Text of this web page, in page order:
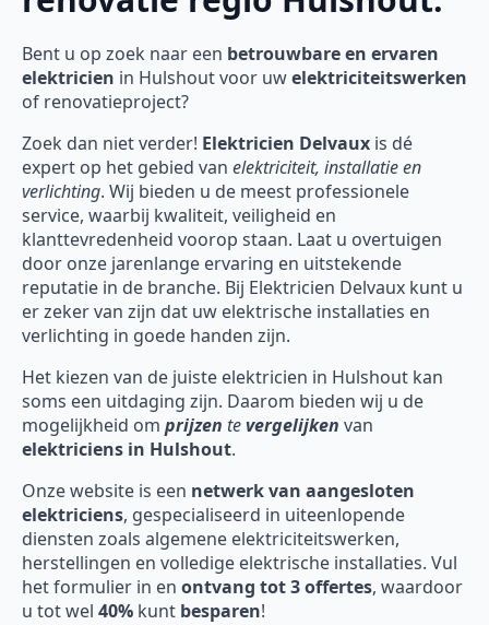
Bent u op zoek naar een betrouwbare en ervaren
elektricien in Hulshout voor uwelektriciteitswerken
of renovatieproject?
Zoek dan niet verder! Elektricien Delvaux is dé
expert op het gebied van elektriciteit, installatie en
verlichting. Wij bieden u de meest professionele
service, waarbij kwaliteit, veiligheid en
klanttevredenheid voorop staan. Laat u overtuigen
door onze jarenlange ervaring en uitstekende
reputatie in de branche. Bij Elektricien Delvaux kunt u
er zeker van zijn dat uw elektrische installaties en
verlichting in goede handen zijn.
Het kiezen van de juiste elektricien in Hulshout kan
soms een uitdaging zijn. Daarom bieden wij u de
mogelijkheid om prijzen tevergelijken van
elektriciens in Hulshout.
Onze website is een netwerk van aangesloten
elektriciens, gespecialiseerd in uiteenlopende
diensten zoals algemene elektriciteitswerken,
herstellingen en volledige elektrische installaties. Vul
het formulier in en ontvang tot 3 offertes, waardoor
u tot wel 40% kunt besparen!